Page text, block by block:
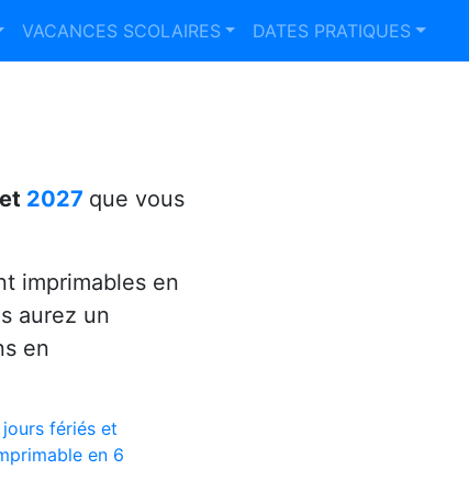
VACANCES SCOLAIRES DATES PRATIQUES
2027 que vous
imprimables en
aurez un
en